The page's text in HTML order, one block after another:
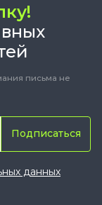
письма не
Подписаться
данных